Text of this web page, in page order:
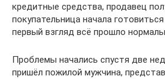
кредитные средства, продавец
покупательница начала
первый взгляд всё прошло
Проблемы начались спустя две
пришёл пожилой мужчина,